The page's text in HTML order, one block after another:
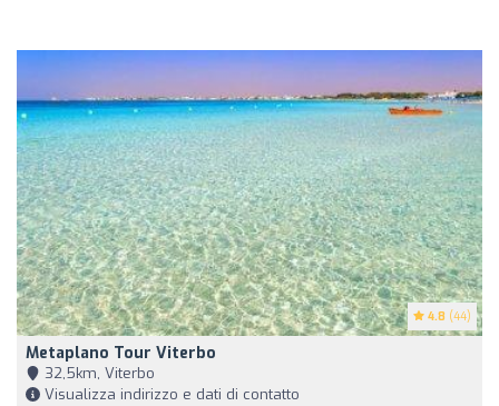
4.8 (44)
Metaplano Tour Viterbo
32,5km, Viterbo
Visualizza indirizzo e dati di contatto